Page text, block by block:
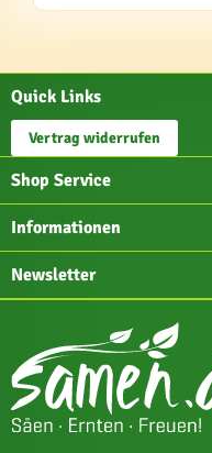
Quick Links
Vertrag widerrufen
Shop Service
Informationen
Newsletter